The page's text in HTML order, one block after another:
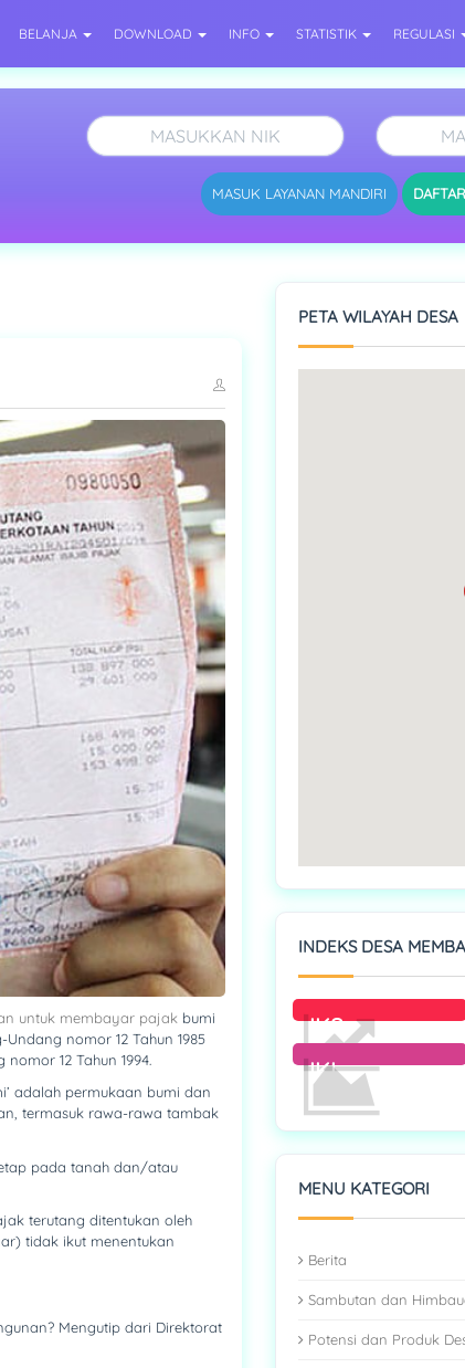
BELANJA DOWNLOAD INFO STATISTIK REGULASI
MASUK LAYANAN MANDIRI
untuk membayar pajak bumi
nomor 12 Tahun 1985
12 Tahun 1994.
adalah permukaan bumi dan
termasuk rawa-rawa tambak
pada tanah dan/atau
terutang ditentukan oleh
tidak ikut menentukan
Mengutip dari Direktorat
PETA WILAYAH DESA
INDEKS DESA
IKS
IKL
MENU KATEGORI
Berita
Sambutan dan
Potensi dan Produk